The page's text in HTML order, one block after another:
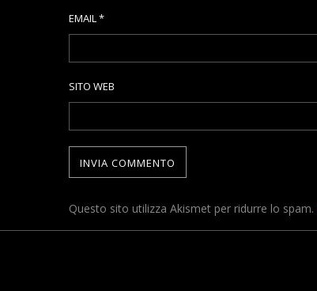
EMAIL*
SITO WEB
Questo sito utilizza Akismet per ridurre lo spam.